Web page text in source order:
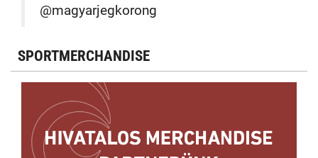
@magyarjegkorong
SPORTMERCHANDISE